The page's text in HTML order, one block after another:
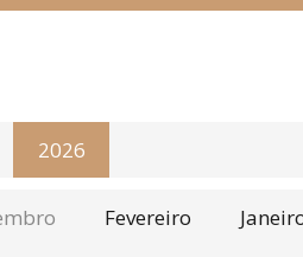
2026
Fevereiro